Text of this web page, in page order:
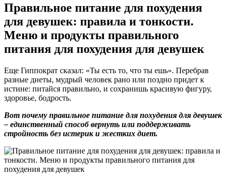
Правильное питание для похудения
для девушек: правила и тонкости.
Меню и продукты правильного
питания для похудения для девушек
Еще Гиппократ сказал: «Ты есть то, что ты ешь». Перебрав
разные диеты, мудрый человек рано или поздно придет к
истине: питайся правильно, и сохранишь красивую фигуру,
здоровье, бодрость.
Вот почему правильное питание для похудения для девушек
– единственный способ вернуть или поддерживать
стройность без истерик и жестких диет.